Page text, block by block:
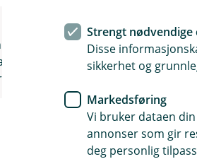
du alle våre ansatte på
på Bagn. Ta kontakt, så
et møte.
Strengt nødvendige
Disse
sikkerhet og
Markedsføring
Vi bruker dataen
annonser som gir
deg personlig